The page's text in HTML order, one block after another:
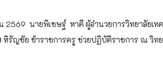
2569 นายพิเชษฐ์ หาดี ผู้อำนวยการวิทยาลัย
รัญชัย ข้าราชการครู ช่วยปฏิบัติราชการ ณ วิท